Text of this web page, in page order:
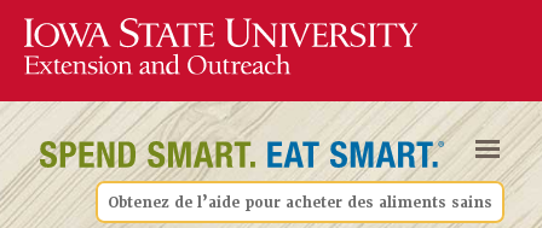
Obtenez de l’aide pour acheter des aliments sains